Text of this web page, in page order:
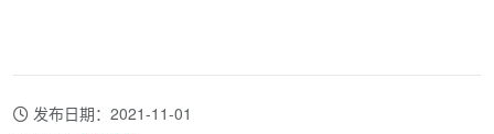
发布日期：2021-11-01